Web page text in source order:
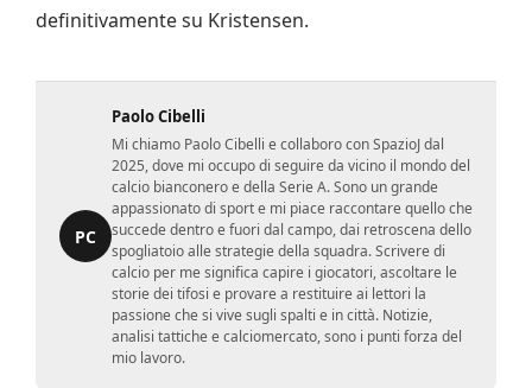
definitivamente su Kristensen.
PC
Paolo Cibelli
Mi chiamo Paolo Cibelli e collaboro con SpazioJ dal
2025, dove mi occupo di seguire da vicino il mondo del
calcio bianconero e della Serie A. Sono un grande
appassionato di sport e mi piace raccontare quello che
succede dentro e fuori dal campo, dai retroscena dello
spogliatoio alle strategie della squadra. Scrivere di
calcio per me significa capire i giocatori, ascoltare le
storie dei tifosi e provare a restituire ai lettori la
passione che si vive sugli spalti e in città. Notizie,
analisi tattiche e calciomercato, sono i punti forza del
mio lavoro.